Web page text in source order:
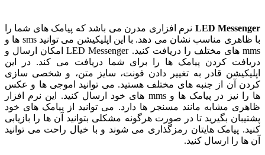
LED Messenger نرم افزاری مدرن می باشد که پیامک های شما را
با ظاهری مناسب نشان می دهد. با این اپلیکیشن می توانید sms ها و
mms های مختلف را دریافت کنید. LED Messenger امکان ارسال و
دریافت کردن پیامک ها را برای شما دریافت می کند. در این
اپلیکیشن قادر به تغییر دادن فونت، سایز متن، و شخصی سازی
کردن آن از جنبه های مختلف هستید. می توانید اموجی ها و عکس
ها را نیز در پیامک ها و mms های خود ارسال کنید. این نرم افزار
ظاهری مشابه مانند مسنجر ها دارد. می توانید از پیامک های خود
پشتیبان بگیرید تا در صورت هرگونه مشکلی بتوانید آن ها را بازیابی
کنید. پیامک هایتان رمزگذاری می شوند و با خیال راحت می توانید
آن ها را ارسال کنید.